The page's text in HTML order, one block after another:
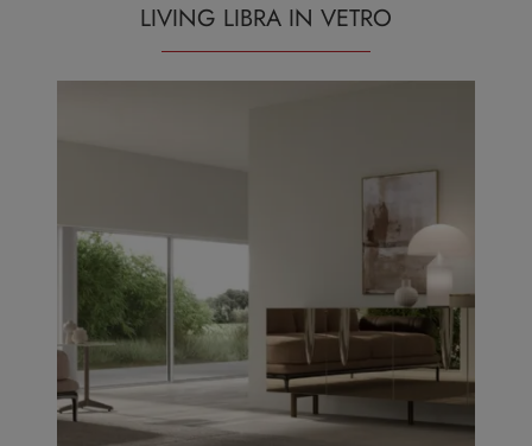
LIVING LIBRA IN VETRO